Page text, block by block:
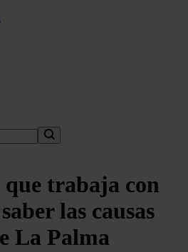
que trabaja con
las causas
La Palma